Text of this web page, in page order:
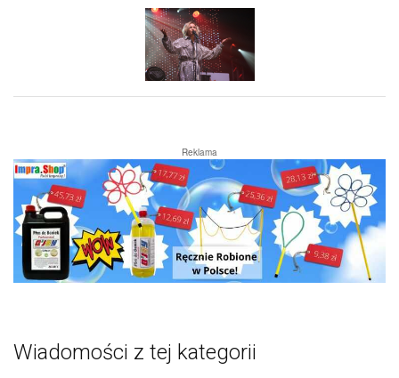
Reklama
Wiadomości z tej kategorii